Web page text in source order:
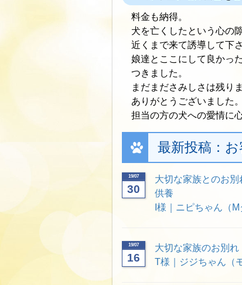
料金も納得。
犬を亡くしたという心の
近くまで来て誘導して下
娘達とここにして良かっ
つきました。
まだまださみしさは残り
ありがとうございました。
担当の方の犬への愛情に
最新投稿：
19/07
30
大切な家族とのお
供養
I様｜ニピちゃん（
19/07
16
大切な家族のお別
T様｜ジジちゃん（